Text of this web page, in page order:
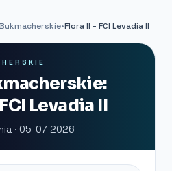
•Flora II - FCI Levadia II
Levadia II
· 05-07-2026